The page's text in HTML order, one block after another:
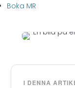
Boka MR
I DENNA